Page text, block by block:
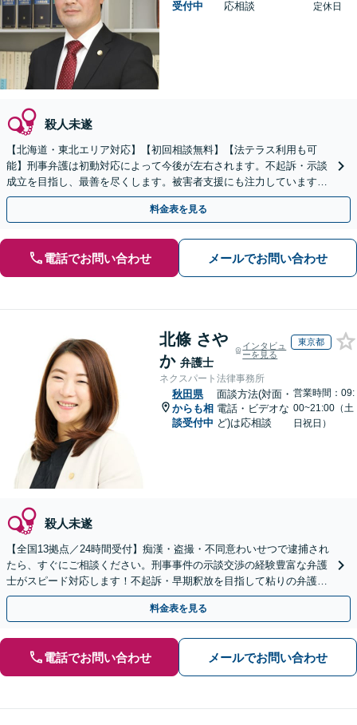
受付中
応相談
定休日
殺人未遂
【北海道・東北エリア対応】【初回相談無料】【法テラス利用も可
能】刑事弁護は初動対応によって今後が左右されます。不起訴・示談
成立を目指し、最善を尽くします。被害者支援にも注力しています。
【オンライン面談可】【完全個室で相談可】【東室蘭駅1分】
料金表を見る
電話でお問い合わせ メールでお問い合わせ
北條 さや
か 弁護士
インタビュ
ーを見る
東京都
ネクスパート法律事務所
秋田県
からも相
談受付中
面談方法(対面・
電話・ビデオな
ど)は応相談
営業時間：09:
00~21:00（土
日祝日）
殺人未遂
【全国13拠点／24時間受付】痴漢・盗撮・不同意わいせつで逮捕され
たら、すぐにご相談ください。刑事事件の示談交渉の経験豊富な弁護
士がスピード対応します！不起訴・早期釈放を目指して粘りの弁護活
動を行います。
料金表を見る
電話でお問い合わせ メールでお問い合わせ